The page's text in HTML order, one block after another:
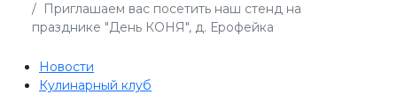
Приглашаем вас посетить наш стенд на
празднике "День КОНЯ", д. Ерофейка
Новости
Кулинарный клуб